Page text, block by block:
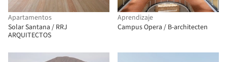
Apartamentos
Solar Santana / RRJ
ARQUITECTOS
Aprendizaje
Campus Opera / B-architecten